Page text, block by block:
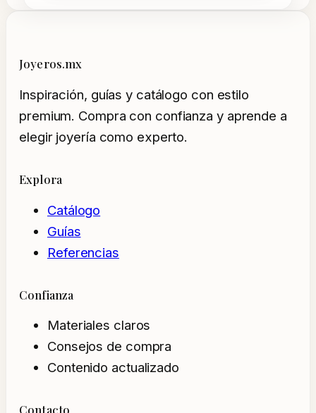
Joyeros.mx
Inspiración, guías y catálogo con estilo
premium. Compra con confianza y aprende a
elegir joyería como experto.
Explora
Catálogo
Guías
Referencias
Confianza
Materiales claros
Consejos de compra
Contenido actualizado
Contacto